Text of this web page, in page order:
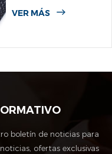
cables con
VER MÁS
boletín de noticias para
ofertas exclusivas